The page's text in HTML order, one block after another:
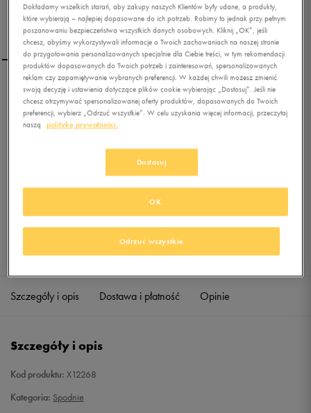
ADIDAS SPODNIE ESS
STANDFORD B
Sprawdź dostępność w salonach
Szczegóły i opis Dostawa i płatność Opinie
Szczegóły i opis
Kod produktu: X12268
Kategoria: Spodnie
Dokładamy wszelkich starań, aby zakupy naszych Klientów były udane, a produkty,
które wybierają – najlepiej dopasowane do ich potrzeb. Robimy to jednak przy pełnym
poszanowaniu bezpieczeństwa wszystkich danych osobowych. Kliknij „OK”, jeśli
chcesz, abyśmy wykorzystywali informacje o Twoich zachowaniach na naszej stronie
do przygotowania personalizowanych specjalnie dla Ciebie treści, w tym rekomendacji
produktów dopasowanych do Twoich potrzeb i zainteresowań, spersonalizowanych
reklam czy zapamiętywanie wybranych preferencji. W każdej chwili możesz zmienić
swoją decyzję i ustawienia dotyczące plików cookie wybierając „Dostosuj”. Jeśli nie
chcesz otrzymywać spersonalizowanej oferty produktów, dopasowanych do Twoich
preferencji, wybierz „Odrzuć wszystkie”. W celu uzyskania więcej informacji, przeczytaj
naszą politykę prywatności.
Dostosuj
Odrzuć wszystkie
OK